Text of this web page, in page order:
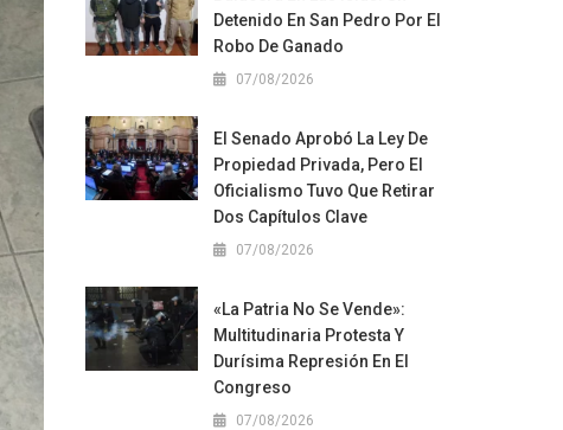
Detenido En San Pedro Por El
Robo De Ganado
07/08/2026
El Senado Aprobó La Ley De
Propiedad Privada, Pero El
Oficialismo Tuvo Que Retirar
Dos Capítulos Clave
07/08/2026
«La Patria No Se Vende»:
Multitudinaria Protesta Y
Durísima Represión En El
Congreso
07/08/2026